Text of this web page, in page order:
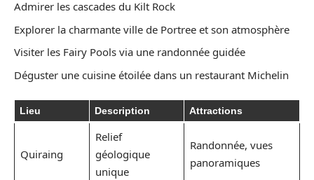
Admirer les cascades du Kilt Rock
Explorer la charmante ville de Portree et son atmosphère
Visiter les Fairy Pools via une randonnée guidée
Déguster une cuisine étoilée dans un restaurant Michelin
Lieu Description Attractions
Quiraing
Relief
géologique
unique
Randonnée, vues
panoramiques